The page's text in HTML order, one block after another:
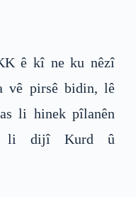
ê kî ne ku nêzî
vê pirsê bidin, lê
li hinek pîlanên
li dijî Kurd û